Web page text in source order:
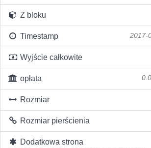
Z bloku
Timestamp 2017-
Wyjście całkowite
opłata
Rozmiar
Rozmiar pierścienia
Dodatkowa strona